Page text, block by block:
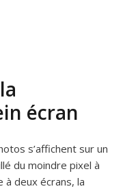
écran
s’affichent sur un
du moindre pixel à
à deux écrans, la